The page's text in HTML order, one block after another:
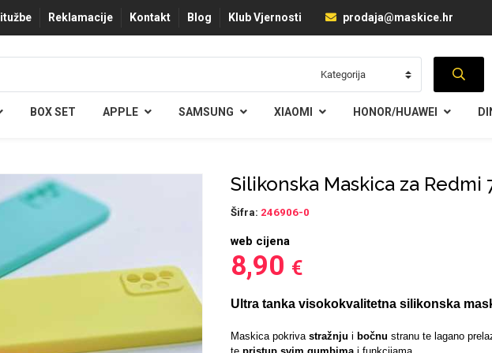
Reklamacije Kontakt Blog Klub Vjernosti prodaja@maskice.hr
BOX SET APPLE SAMSUNG XIAOMI HONOR/HUAWEI
Silikonska Maskica za Redmi
Šifra: 246906-0
web cijena
8,90 €
Ultra tanka visokokvalitetna silikonska
Maskica pokriva stražnju i bočnu stranu te lagano